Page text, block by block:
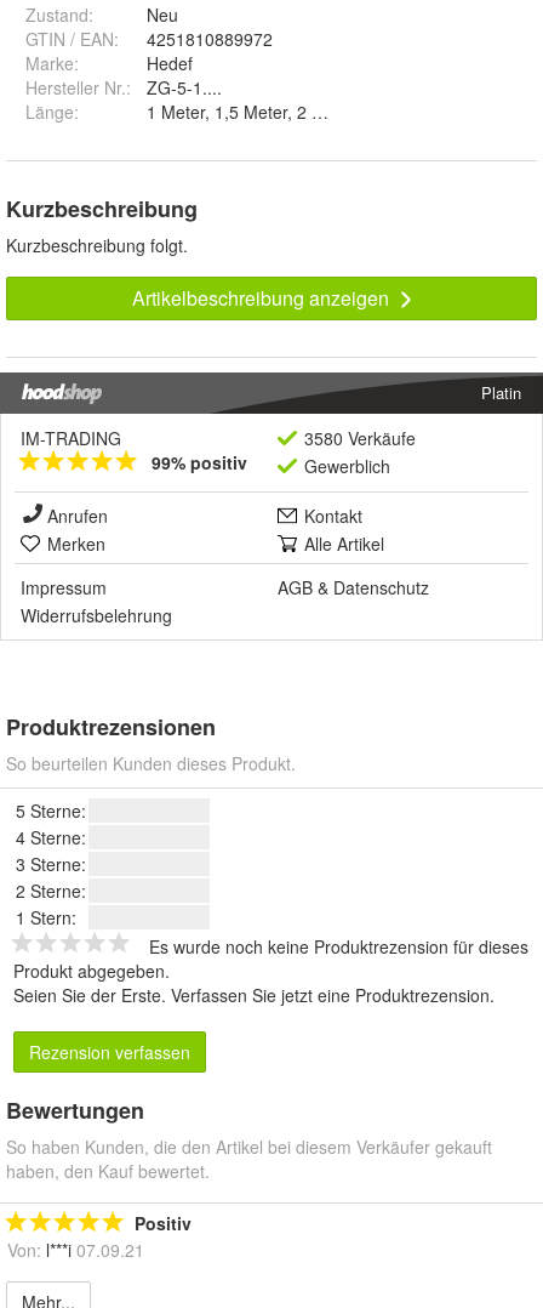
Zustand:
Neu
GTIN / EAN:
4251810889972
Marke:
Hedef
Hersteller Nr.:
ZG-5-1....
Länge:
Kurzbeschreibung
Kurzbeschreibung folgt.
Artikelbeschreibung anzeigen
Platin
IM-TRADING
99% positiv
3580 Verkäufe
Gewerblich
Anrufen
Kontakt
Merken
Alle Artikel
Impressum
AGB & Datenschutz
Widerrufsbelehrung
Produktrezensionen
So beurteilen Kunden dieses Produkt.
5 Sterne:
4 Sterne:
3 Sterne:
2 Sterne:
1 Stern:
Es wurde noch keine Produktrezension für dieses
Produkt abgegeben.
Seien Sie der Erste. Verfassen Sie jetzt eine Produktrezension.
Rezension verfassen
Bewertungen
So haben Kunden, die den Artikel bei diesem Verkäufer gekauft
haben, den Kauf bewertet.
Positiv
Von: l***i 07.09.21
Mehr...